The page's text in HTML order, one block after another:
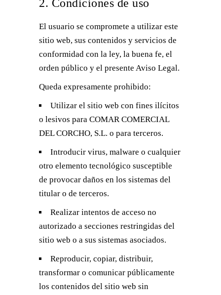
2. Condiciones de uso
El usuario se compromete a utilizar este
sitio web, sus contenidos y servicios de
conformidad con la ley, la buena fe, el
orden público y el presente Aviso Legal.
Queda expresamente prohibido:
Utilizar el sitio web con fines ilícitos
o lesivos para COMAR COMERCIAL
DEL CORCHO, S.L. o para terceros.
Introducir virus, malware o cualquier
otro elemento tecnológico susceptible
de provocar daños en los sistemas del
titular o de terceros.
Realizar intentos de acceso no
autorizado a secciones restringidas del
sitio web o a sus sistemas asociados.
Reproducir, copiar, distribuir,
transformar o comunicar públicamente
los contenidos del sitio web sin